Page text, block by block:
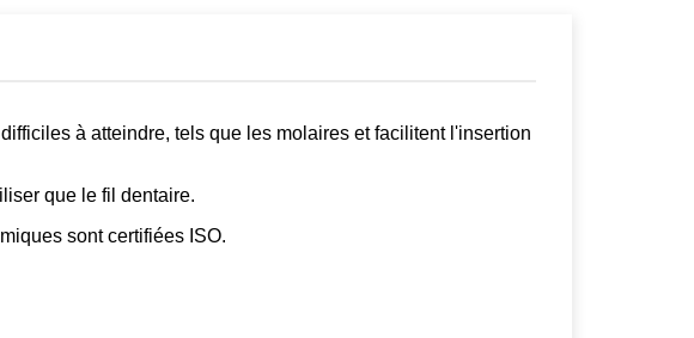
à atteindre, tels que les molaires et facilitent l'insertion
que le fil dentaire.
sont certifiées ISO.